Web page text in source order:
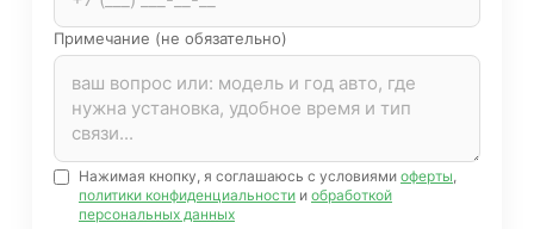
Примечание (не обязательно)
Нажимая кнопку, я соглашаюсь с условиями оферты
политики конфиденциальности и обработкой
персональных данных